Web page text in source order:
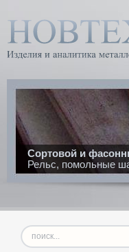
Сортовой и
Рельс, помольные